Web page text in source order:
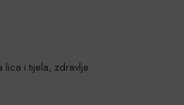
lica i tijela, zdravlje